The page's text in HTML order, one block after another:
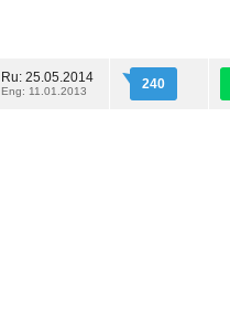
Ru: 25.05.2014
Eng: 11.01.2013 240